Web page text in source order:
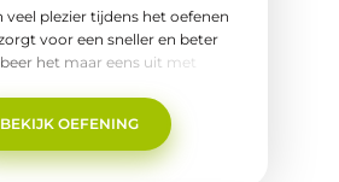
veel plezier tijdens het oefenen
voor een sneller en beter
het maar eens uit met
verzekerd’ pagina.
BEKIJK OEFENING